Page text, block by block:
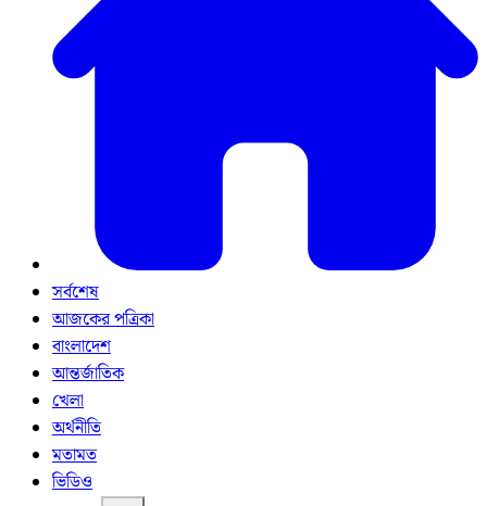
সর্বশেষ
আজকের পত্রিকা
বাংলাদেশ
আন্তর্জাতিক
খেলা
অর্থনীতি
মতামত
ভিডিও